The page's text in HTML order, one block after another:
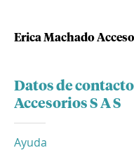
Erica Machado
Datos de
Accesorios S A S
Ayuda